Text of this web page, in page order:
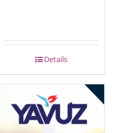
Details